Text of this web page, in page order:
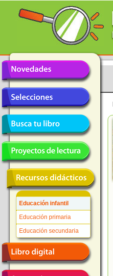
Educación infantil
Educación primaria
Educación secundaria